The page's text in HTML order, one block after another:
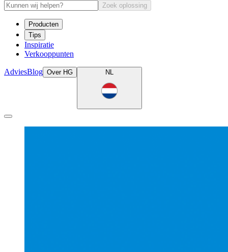
Zoek oplossing
Producten
Tips
Inspiratie
Verkooppunten
AdviesBlog Over HG NL